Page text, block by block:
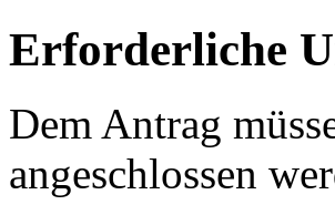
Erforderliche
Dem Antrag
angeschlossen